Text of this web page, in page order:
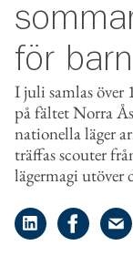
för
I juli samlas över
på fältet Norra
nationella läger
träffas scouter
lägermagi utöver
Dela på LinkedIn
Dela på